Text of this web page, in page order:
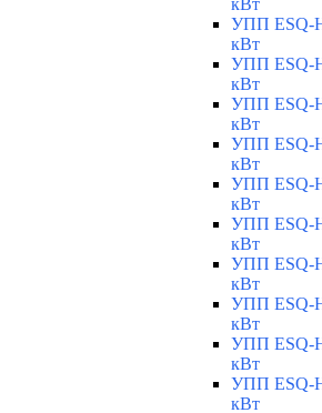
кВт
УПП ESQ-
кВт
УПП ESQ-
кВт
УПП ESQ-
кВт
УПП ESQ-
кВт
УПП ESQ-
кВт
УПП ESQ-
кВт
УПП ESQ-
кВт
УПП ESQ-
кВт
УПП ESQ-
кВт
УПП ESQ-
кВт